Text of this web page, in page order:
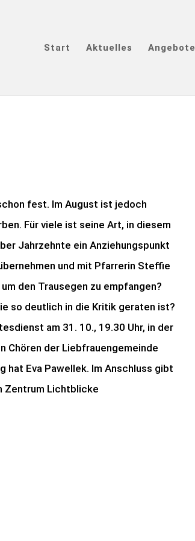
Start Aktuelles Angebote
fest. Im August ist jedoch
Für viele ist seine Art, in diesem
Jahrzehnte ein Anziehungspunkt
und mit Pfarrerin Steffie
den Trausegen zu empfangen?
so deutlich in die Kritik geraten ist?
am 31. 10., 19.30 Uhr, in der
Chören der Liebfrauengemeinde
Eva Pawellek. Im Anschluss gibt
Zentrum Lichtblicke